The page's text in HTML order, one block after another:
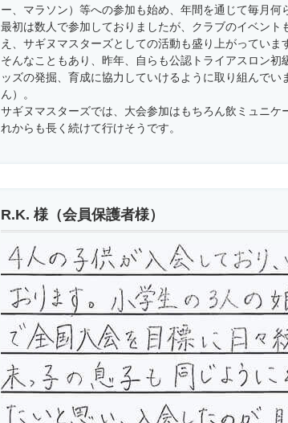
ー、マラソン）等への参加も始め、年間を通じて毎月何
最初は数人で参加しておりましたが、クラブのイベン
え、サギヌマスターズとしての活動も盛り上がっていま
そんなこともあり、昨年、自らも公認トライアスロン
ッズの発掘、育成に協力していけるように取り組んで
ん）。
サギヌマスターズでは、大会参加はもちろん飲ミュニ
れからも長く続けて行けそうです。
R.K. 様（会員保護者様）